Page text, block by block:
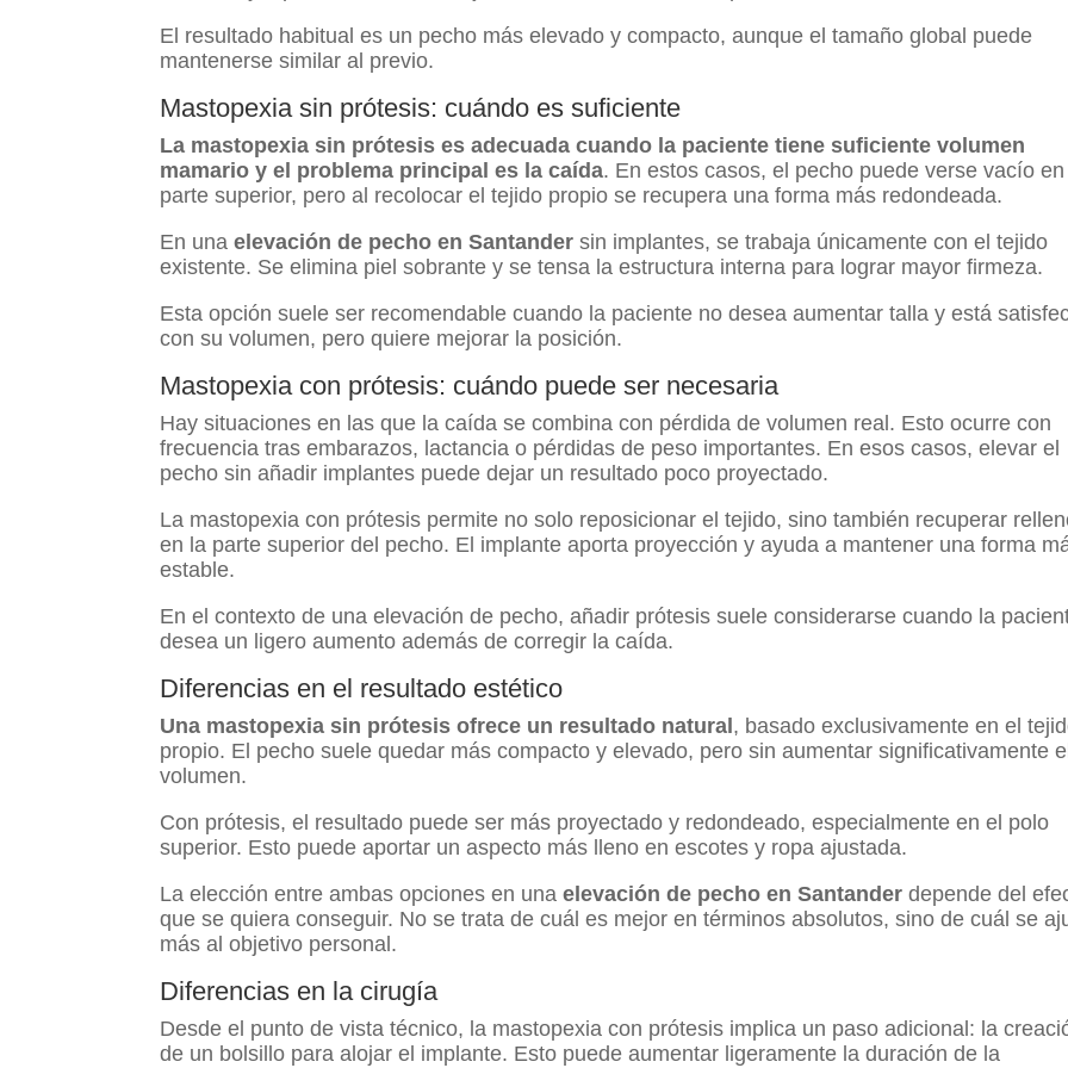
El resultado habitual es un pecho más elevado y compacto, aunque el tamaño global puede
mantenerse similar al previo.
Mastopexia sin prótesis: cuándo es suficiente
La mastopexia sin prótesis es adecuada cuando la paciente tiene suficiente volumen
mamario y el problema principal es la caída. En estos casos, el pecho puede verse vacío en
parte superior, pero al recolocar el tejido propio se recupera una forma más redondeada.
En unaelevación de pecho en Santander sin implantes, se trabaja únicamente con el tejido
existente. Se elimina piel sobrante y se tensa la estructura interna para lograr mayor firmeza.
Esta opción suele ser recomendable cuando la paciente no desea aumentar talla y está
con su volumen, pero quiere mejorar la posición.
Mastopexia con prótesis: cuándo puede ser necesaria
Hay situaciones en las que la caída se combina con pérdida de volumen real. Esto ocurre con
frecuencia tras embarazos, lactancia o pérdidas de peso importantes. En esos casos, elevar el
pecho sin añadir implantes puede dejar un resultado poco proyectado.
La mastopexia con prótesis permite no solo reposicionar el tejido, sino también recuperar
en la parte superior del pecho. El implante aporta proyección y ayuda a mantener una forma
estable.
En el contexto de una elevación de pecho, añadir prótesis suele considerarse cuando la
desea un ligero aumento además de corregir la caída.
Diferencias en el resultado estético
Una mastopexia sin prótesis ofrece un resultado natural, basado exclusivamente en el
propio. El pecho suele quedar más compacto y elevado, pero sin aumentar significativamente
volumen.
Con prótesis, el resultado puede ser más proyectado y redondeado, especialmente en el polo
superior. Esto puede aportar un aspecto más lleno en escotes y ropa ajustada.
La elección entre ambas opciones en unaelevación de pecho en Santander depende del
que se quiera conseguir. No se trata de cuál es mejor en términos absolutos, sino de cuál se
más al objetivo personal.
Diferencias en la cirugía
Desde el punto de vista técnico, la mastopexia con prótesis implica un paso adicional: la
de un bolsillo para alojar el implante. Esto puede aumentar ligeramente la duración de la